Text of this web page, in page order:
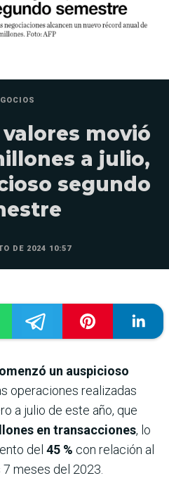
movió
a julio,
segundo
DE 2024 10:57
un auspicioso
operaciones realizadas
a julio de este año, que
en transacciones, lo
del 45 % con relación al
meses del 2023.